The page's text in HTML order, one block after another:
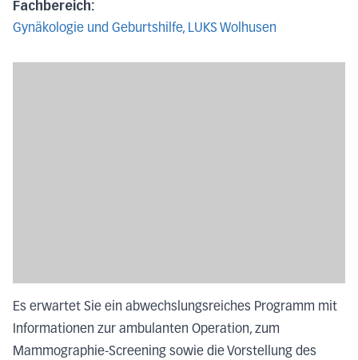
Fachbereich:
Gynäkologie und Geburtshilfe, LUKS Wolhusen
Es erwartet Sie ein abwechslungsreiches Programm mit
Informationen zur ambulanten Operation, zum
Mammographie-Screening sowie die Vorstellung des